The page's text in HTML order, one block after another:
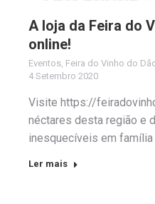
A loja da Feira do
online!
Eventos Feira do Vinho do
4 Setembro 2020
Visite https://
néctares desta região e
inesquecíveis em família
Ler mais